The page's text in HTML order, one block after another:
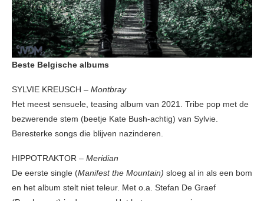
Beste Belgische albums
SYLVIE KREUSCH – Montbray
Het meest sensuele, teasing album van 2021. Tribe pop met de
bezwerende stem (beetje Kate Bush-achtig) van Sylvie.
Beresterke songs die blijven nazinderen.
HIPPOTRAKTOR – Meridian
De eerste single (Manifest the Mountain) sloeg al in als een bom
en het album stelt niet teleur. Met o.a. Stefan De Graef